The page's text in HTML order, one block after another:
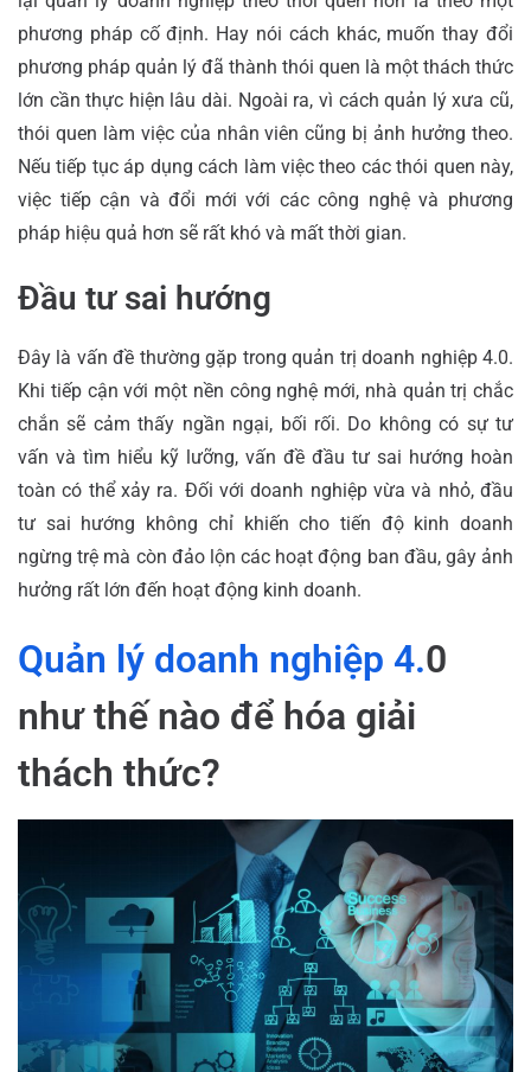
phương pháp cố định. Hay nói cách khác, muốn thay đổi
phương pháp quản lý đã thành thói quen là một thách thức
lớn cần thực hiện lâu dài. Ngoài ra, vì cách quản lý xưa cũ,
thói quen làm việc của nhân viên cũng bị ảnh hưởng theo.
Nếu tiếp tục áp dụng cách làm việc theo các thói quen này,
việc tiếp cận và đổi mới với các công nghệ và phương
pháp hiệu quả hơn sẽ rất khó và mất thời gian.
Đầu tư sai hướng
Đây là vấn đề thường gặp trong quản trị doanh nghiệp 4.0.
Khi tiếp cận với một nền công nghệ mới, nhà quản trị chắc
chắn sẽ cảm thấy ngần ngại, bối rối. Do không có sự tư
vấn và tìm hiểu kỹ lưỡng, vấn đề đầu tư sai hướng hoàn
toàn có thể xảy ra. Đối với doanh nghiệp vừa và nhỏ, đầu
tư sai hướng không chỉ khiến cho tiến độ kinh doanh
ngừng trệ mà còn đảo lộn các hoạt động ban đầu, gây ảnh
hưởng rất lớn đến hoạt động kinh doanh.
Quản lý doanh nghiệp 4.0
như thế nào để hóa giải
thách thức?